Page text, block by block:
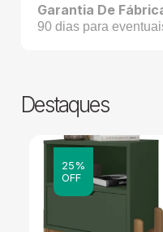
Garantia De
90 dias para
Destaques
25%
OFF